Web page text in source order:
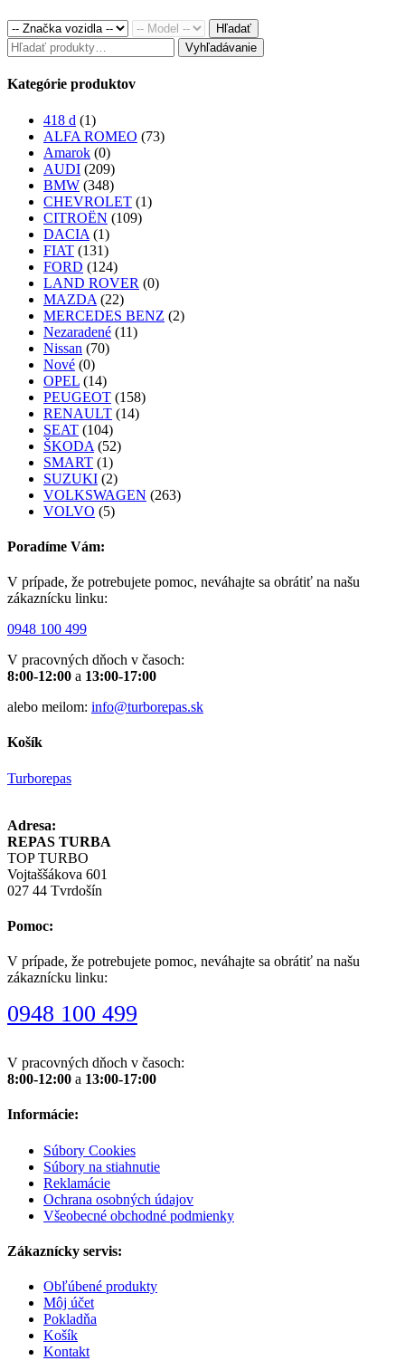
Hľadať
Hľadať: Vyhľadávanie
Kategórie produktov
418 d (1)
ALFA ROMEO (73)
Amarok (0)
AUDI (209)
BMW (348)
CHEVROLET (1)
CITROËN (109)
DACIA (1)
FIAT (131)
FORD (124)
LAND ROVER (0)
MAZDA (22)
MERCEDES BENZ (2)
Nezaradené (11)
Nissan (70)
Nové (0)
OPEL (14)
PEUGEOT (158)
RENAULT (14)
SEAT (104)
ŠKODA (52)
SMART (1)
SUZUKI (2)
VOLKSWAGEN (263)
VOLVO (5)
Poradíme Vám:
V prípade, že potrebujete pomoc, neváhajte sa obrátiť na našu
zákaznícku linku:
0948 100 499
V pracovných dňoch v časoch:
8:00-12:00 a 13:00-17:00
alebo meilom: info@turborepas.sk
Košík
Turborepas
Adresa:
REPAS TURBA
TOP TURBO
Vojtaššákova 601
027 44 Tvrdošín
Pomoc:
V prípade, že potrebujete pomoc, neváhajte sa obrátiť na našu
zákaznícku linku:
0948 100 499
V pracovných dňoch v časoch:
8:00-12:00 a 13:00-17:00
Informácie:
Súbory Cookies
Súbory na stiahnutie
Reklamácie
Ochrana osobných údajov
Všeobecné obchodné podmienky
Zákaznícky servis:
Obľúbené produkty
Môj účet
Pokladňa
Košík
Kontakt